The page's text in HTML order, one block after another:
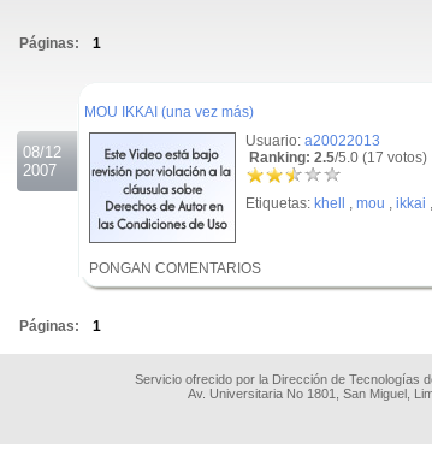
Páginas: 1
08/12
2007
MOU IKKAI (una vez más)
Usuario: a20022013
Ranking: 2.5/5.0 (17 votos)
Etiquetas: khell , mou , ikkai ,
PONGAN COMENTARIOS
Páginas: 1
Servicio ofrecido por la Dirección de Tecnologías
Av. Universitaria No 1801, San Miguel,